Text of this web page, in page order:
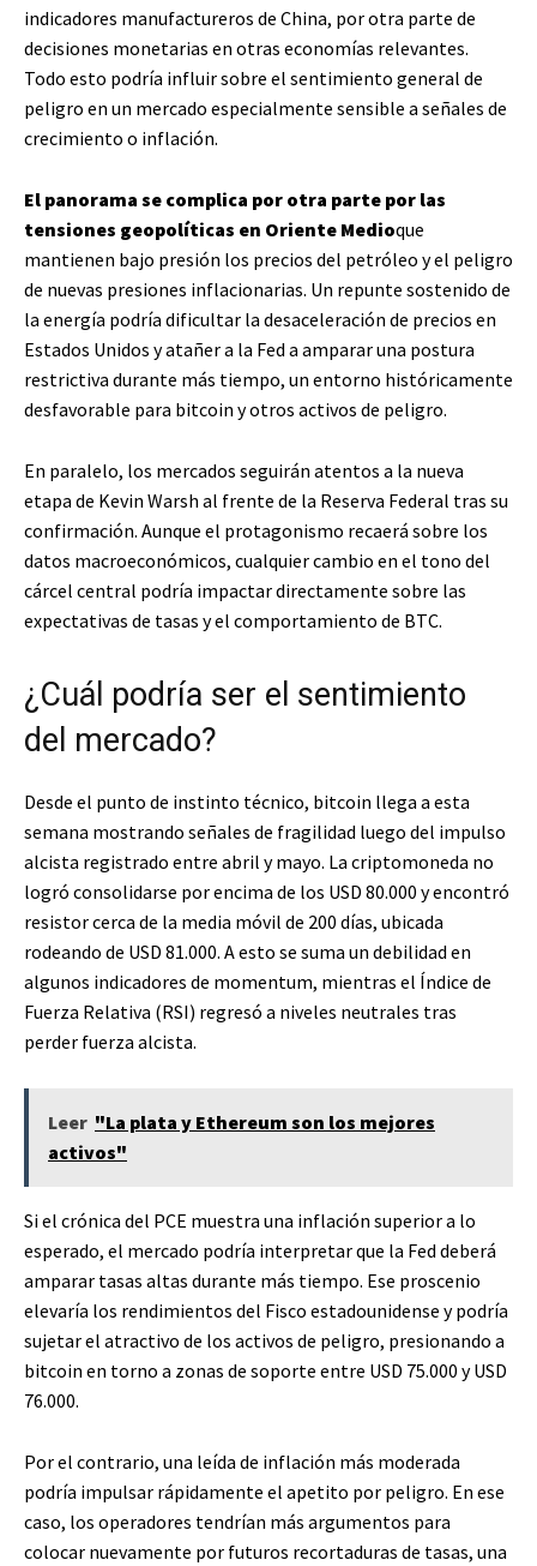
indicadores manufactureros de China, por otra parte de
decisiones monetarias en otras economías relevantes.
Todo esto podría influir sobre el sentimiento general de
peligro en un mercado especialmente sensible a señales de
crecimiento o inflación.
El panorama se complica por otra parte por las
tensiones geopolíticas en Oriente Medioque
mantienen bajo presión los precios del petróleo y el peligro
de nuevas presiones inflacionarias. Un repunte sostenido de
la energía podría dificultar la desaceleración de precios en
Estados Unidos y atañer a la Fed a amparar una postura
restrictiva durante más tiempo, un entorno históricamente
desfavorable para bitcoin y otros activos de peligro.
En paralelo, los mercados seguirán atentos a la nueva
etapa de Kevin Warsh al frente de la Reserva Federal tras su
confirmación. Aunque el protagonismo recaerá sobre los
datos macroeconómicos, cualquier cambio en el tono del
cárcel central podría impactar directamente sobre las
expectativas de tasas y el comportamiento de BTC.
¿Cuál podría ser el sentimiento
del mercado?
Desde el punto de instinto técnico, bitcoin llega a esta
semana mostrando señales de fragilidad luego del impulso
alcista registrado entre abril y mayo. La criptomoneda no
logró consolidarse por encima de los USD 80.000 y encontró
resistor cerca de la media móvil de 200 días, ubicada
rodeando de USD 81.000. A esto se suma un debilidad en
algunos indicadores de momentum, mientras el Índice de
Fuerza Relativa (RSI) regresó a niveles neutrales tras
perder fuerza alcista.
Leer "La plata y Ethereum son los mejores
activos"
Si el crónica del PCE muestra una inflación superior a lo
esperado, el mercado podría interpretar que la Fed deberá
amparar tasas altas durante más tiempo. Ese proscenio
elevaría los rendimientos del Fisco estadounidense y podría
sujetar el atractivo de los activos de peligro, presionando a
bitcoin en torno a zonas de soporte entre USD 75.000 y USD
76.000.
Por el contrario, una leída de inflación más moderada
podría impulsar rápidamente el apetito por peligro. En ese
caso, los operadores tendrían más argumentos para
colocar nuevamente por futuros recortaduras de tasas, una